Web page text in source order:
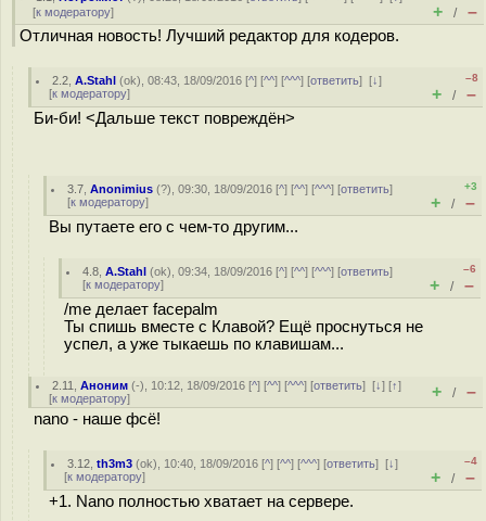
[к модератору] + / –
Отличная новость! Лучший редактор для кодеров.
2.2 ,A.Stahl (ok), 08:43, 18/09/2016 [^] [^^] [^^^] [ответить][↓]
[к модератору]
–8
+ / –
Би-би! <Дальше текст повреждён>
3.7 ,Anonimius (?), 09:30, 18/09/2016 [^] [^^] [^^^] [ответить]
[к модератору]
+3
+ / –
Вы путаете его с чем-то другим...
4.8 ,A.Stahl (ok), 09:34, 18/09/2016 [^] [^^] [^^^] [ответить]
[к модератору]
–6
+ / –
/me делает facepalm
Ты спишь вместе с Клавой? Ещё проснуться не
успел, а уже тыкаешь по клавишам...
2.11 ,Аноним (-), 10:12, 18/09/2016 [^] [^^] [^^^] [ответить][↓] [↑]
[к модератору] + / –
nano - наше фсё!
3.12 ,th3m3 (ok), 10:40, 18/09/2016 [^] [^^] [^^^] [ответить][↓]
[к модератору]
–4
+ / –
+1. Nano полностью хватает на сервере.